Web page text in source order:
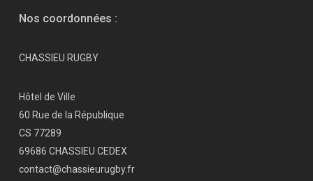
Nos coordonnées :
CHASSIEU RUGBY
Hôtel de Ville
60 Rue de la République
CS 77289
69686 CHASSIEU CEDEX
contact@chassieurugby.fr